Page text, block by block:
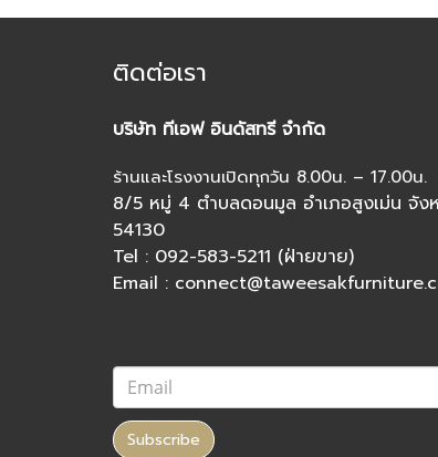
ติดต่อเรา
บริษัท ทีเอฟ อินดัสทรี จำกัด
ร้านและโรงงานเปิดทุกวัน 8.00น. – 17.00น.
8/5 หมู่ 4 ตำบลดอนมูล อำเภอสูงเม่น จัง
54130
Tel : 092-583-5211 (ฝ่ายขาย)
Email :
Subscribe